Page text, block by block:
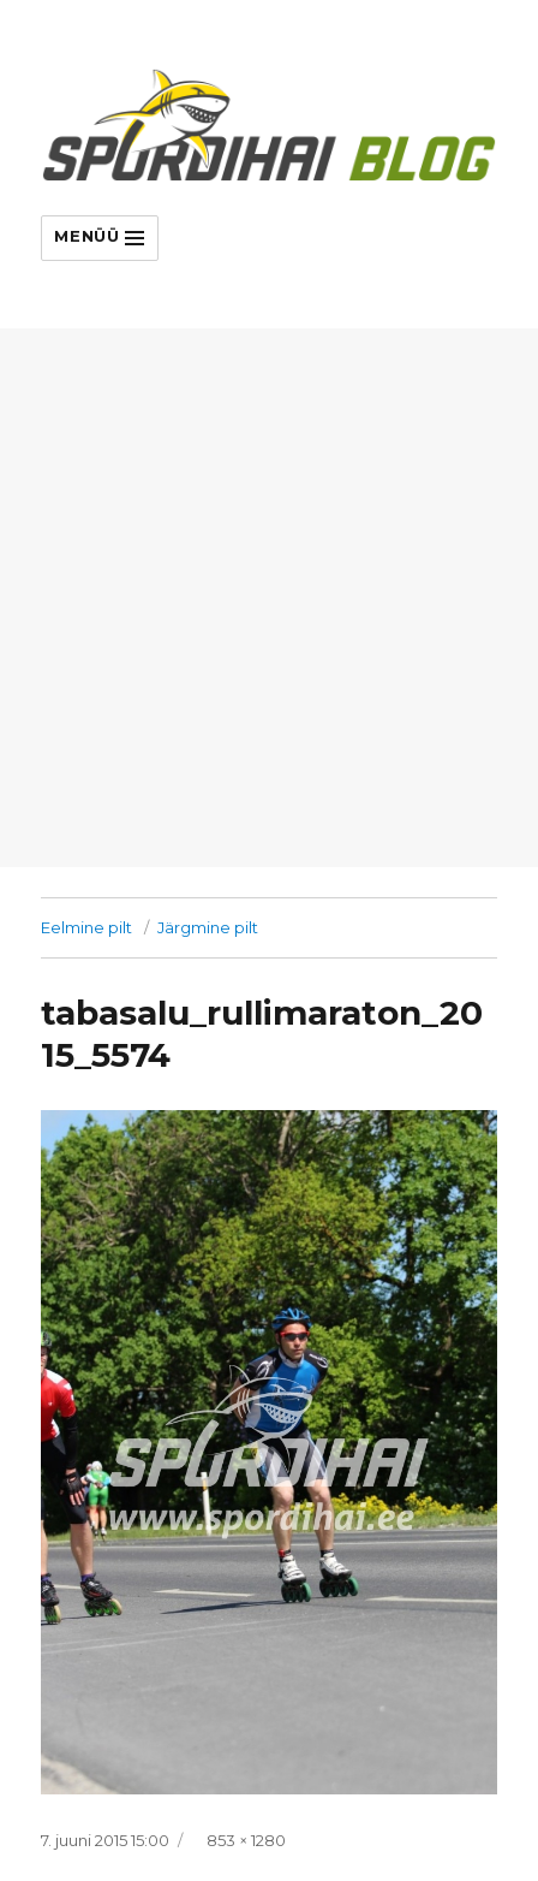
MENÜÜ
Eelmine pilt Järgmine pilt
tabasalu_rullimaraton_20
15_5574
Postitatud
7. juuni 2015 15:00 Täissuurus
853 × 1280